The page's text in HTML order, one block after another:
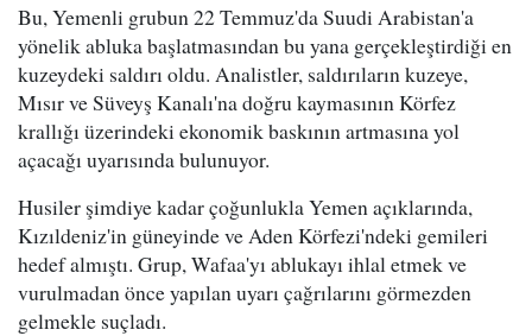
Bu, Yemenli grubun 22 Temmuz'da Suudi Arabistan'a
yönelik abluka başlatmasından bu yana gerçekleştirdiği en
kuzeydeki saldırı oldu. Analistler, saldırıların kuzeye,
Mısır ve Süveyş Kanalı'na doğru kaymasının Körfez
krallığı üzerindeki ekonomik baskının artmasına yol
açacağı uyarısında bulunuyor.
Husiler şimdiye kadar çoğunlukla Yemen açıklarında,
Kızıldeniz'in güneyinde ve Aden Körfezi'ndeki gemileri
hedef almıştı. Grup, Wafaa'yı ablukayı ihlal etmek ve
vurulmadan önce yapılan uyarı çağrılarını görmezden
gelmekle suçladı.